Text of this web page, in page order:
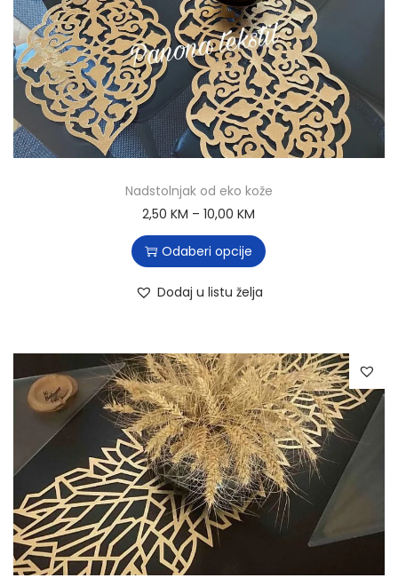
Nadstolnjak od eko kože
2,50KM – 10,00KM
Odaberi opcije
Dodaj u listu želja